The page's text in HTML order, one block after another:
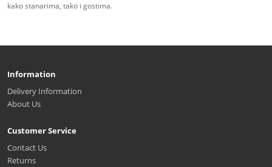
kako stanarima, tako i gostima.
Information
Delivery Information
About Us
Customer Service
Contact Us
Returns